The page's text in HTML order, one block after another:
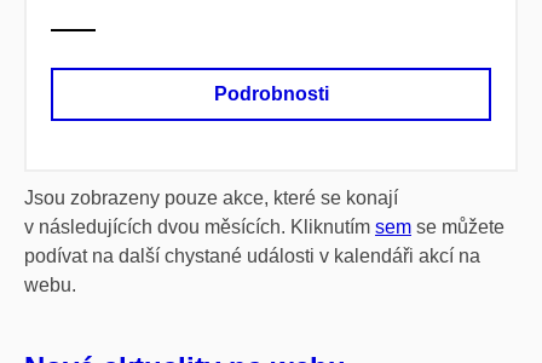
Podrobnosti
Jsou zobrazeny pouze akce, které se konají
v následujících dvou měsících. Kliknutím sem se můžete
podívat na další chystané události v kalendáři akcí na
webu.